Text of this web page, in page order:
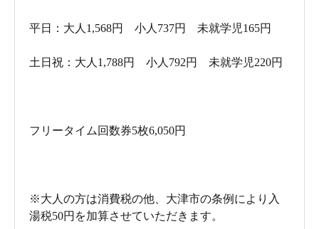
平日：大人1,568円 小人737円 未就学児165円
土日祝：大人1,788円 小人792円 未就学児220円
フリータイム回数券5枚6,050円
※大人の方は消費税の他、大津市の条例により入
湯税50円を加算させていただきます。